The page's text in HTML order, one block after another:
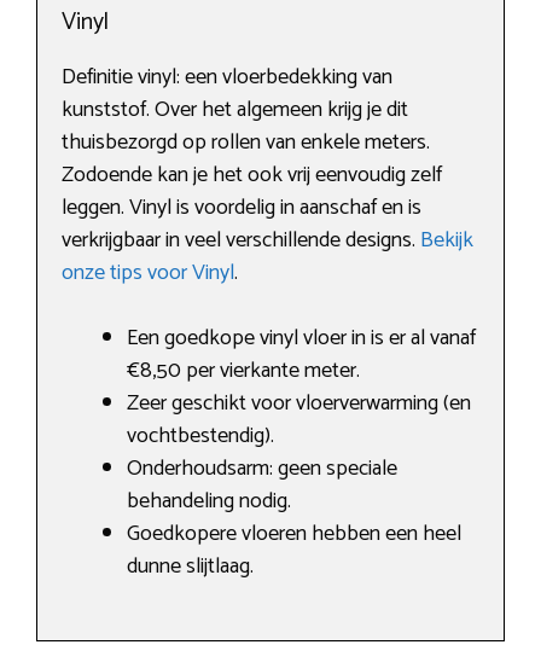
Vinyl
Definitie vinyl: een vloerbedekking van
kunststof. Over het algemeen krijg je dit
thuisbezorgd op rollen van enkele meters.
Zodoende kan je het ook vrij eenvoudig zelf
leggen. Vinyl is voordelig in aanschaf en is
verkrijgbaar in veel verschillende designs. Bekijk
onze tips voor Vinyl.
Een goedkope vinyl vloer in is er al vanaf
€8,50 per vierkante meter.
Zeer geschikt voor vloerverwarming (en
vochtbestendig).
Onderhoudsarm: geen speciale
behandeling nodig.
Goedkopere vloeren hebben een heel
dunne slijtlaag.